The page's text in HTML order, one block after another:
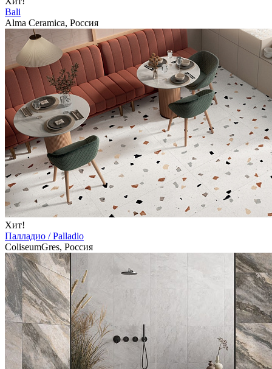
Bali
Alma Ceramica, Россия
Хит!
Палладио / Palladio
ColiseumGres, Россия